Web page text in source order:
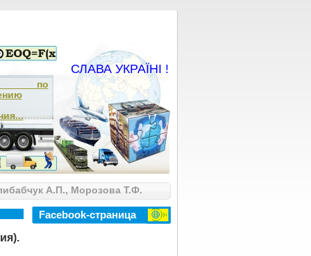
по
СЛАВА УКРАЇНІ !
А.П., Морозова Т.Ф.
Facebook-страница